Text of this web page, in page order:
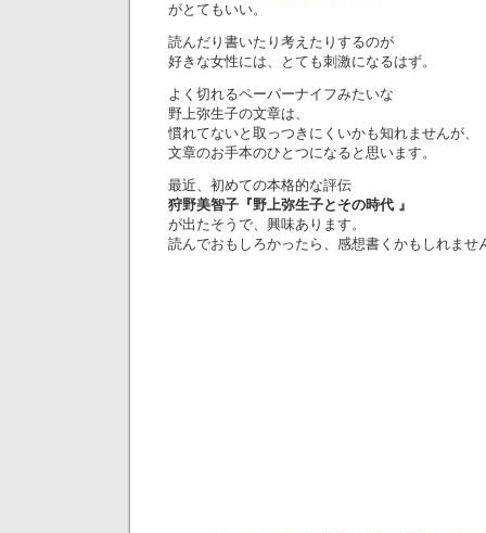
がとてもいい。
読んだり書いたり考えたりするのが
好きな女性には、とても刺激になるはず。
よく切れるペーパーナイフみたいな
野上弥生子の文章は、
慣れてないと取っつきにくいかも知れませんが、
文章のお手本のひとつになると思います。
最近、初めての本格的な評伝
狩野美智子『野上弥生子とその時代 』
が出たそうで、興味あります。
読んでおもしろかったら、感想書くかもしれませ